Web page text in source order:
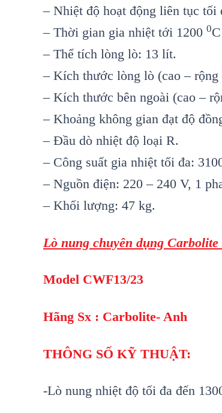
– Nhiệt độ hoạt động liên tục tối
– Thời gian gia nhiệt tới 1200 0
– Thể tích lòng lò: 13 lít.
– Kích thước lòng lò (cao –
– Kích thước bên ngoài (cao –
– Khoảng không gian đạt độ
– Đầu dò nhiệt độ loại R.
– Công suất gia nhiệt tối đa:
– Nguồn điện: 220 – 240 V, 1
– Khối lượng: 47 kg.
Lò nung chuyên dụng Carbolite
Model CWF13/23
Hãng Sx : Carbolite- Anh
THÔNG SỐ KỸ THUẬT:
-Lò nung nhiệt độ tối đa đến